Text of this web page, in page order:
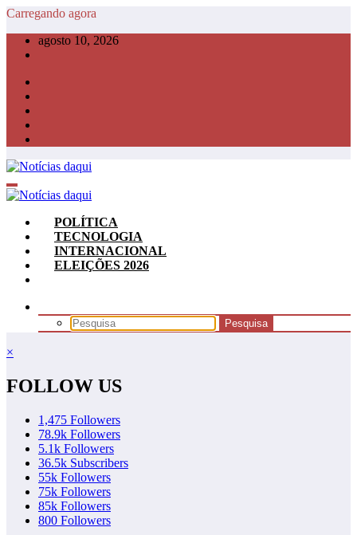
Pular
conteúdo
Carregando agora
agosto 10, 2026
POLÍTICA
TECNOLOGIA
INTERNACIONAL
ELEIÇÕES 2026
×
FOLLOW US
1,475 Followers
78.9k Followers
5.1k Followers
36.5k Subscribers
55k Followers
75k Followers
85k Followers
800 Followers